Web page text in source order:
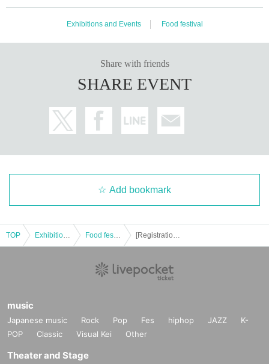
Exhibitions and Events Food festival
Share with friends
SHARE EVENT
Add bookmark
TOP
music
Japanese music Rock Pop Fes hiphop JAZZ
K-
POP
Classic Visual Kei Other
Theater and Stage